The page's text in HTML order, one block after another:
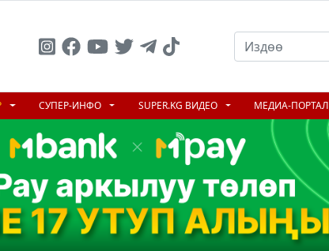
СУПЕР-ИНФО SUPER.KG ВИДЕО МЕДИА-ПОРТАЛ